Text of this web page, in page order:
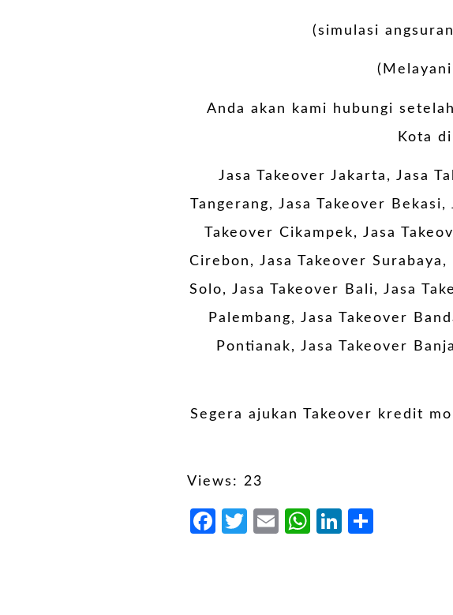
(simulasi
Anda akan kami hubungi
Kota di
Jasa Takeover Jakarta, Jasa
Tangerang, Jasa Takeover
Takeover Cikampek, Jasa
Cirebon, Jasa Takeover Surabaya,
Solo, Jasa Takeover Bali, Jasa
Palembang, Jasa Takeover
Pontianak, Jasa Takeover
Segera ajukan Takeover kredit
Views: 23
Facebook
Twitter
EmailWhatsApp
LinkedIn